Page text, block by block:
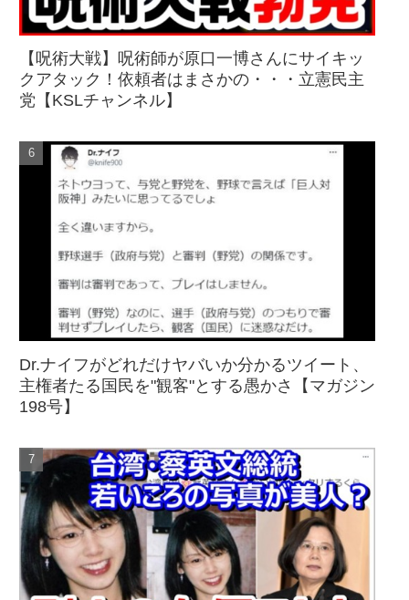
【呪術大戦】呪術師が原口一博さんにサイキッ
クアタック！依頼者はまさかの・・・立憲民主
党【KSLチャンネル】
Dr.ナイフがどれだけヤバいか分かるツイート、
主権者たる国民を"観客"とする愚かさ【マガジン
198号】